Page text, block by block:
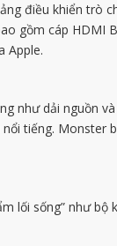
điều khiển trò
gồm cáp
Apple.
như dải nguồn
tiếng.
lối sống” như